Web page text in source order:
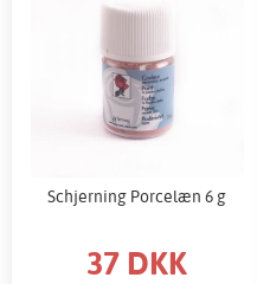
Schjerning Porcelæn 6 g
37 DKK